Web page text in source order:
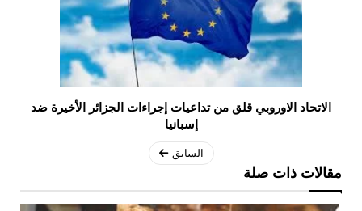
الاتحاد الاوروبي قلق من تداعيات إجراءات الجزائر الأخيرة ضد
إسبانيا
السابق
مقالات ذات صلة